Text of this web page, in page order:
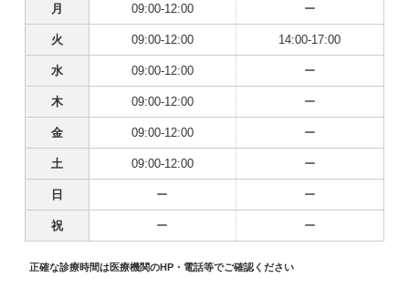
月 09:00-12:00 ー
火 09:00-12:00 14:00-17:00
水 09:00-12:00 ー
木 09:00-12:00 ー
金 09:00-12:00 ー
土 09:00-12:00 ー
日 ー ー
祝 ー ー
正確な診療時間は医療機関のHP・電話等でご確認ください